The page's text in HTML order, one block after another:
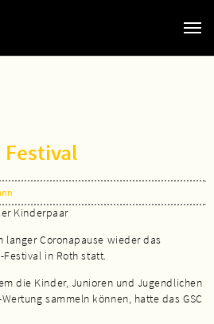
Festival
Kinderpaar
langer Coronapause wieder das
in Roth statt.
die Kinder, Junioren und Jugendlichen
sammeln können, hatte das GSC